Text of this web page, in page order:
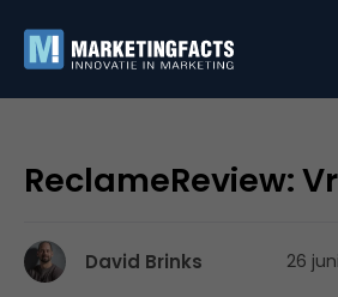
ReclameReview:
David Brinks 26